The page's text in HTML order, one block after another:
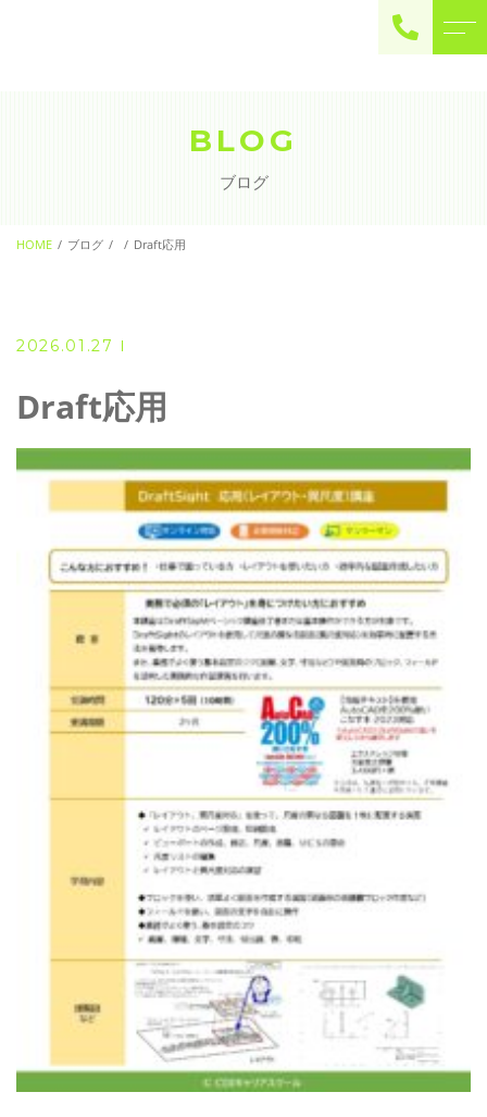
BLOG
ブログ
HOME ブログ Draft応用
2026.01.27
Draft応用